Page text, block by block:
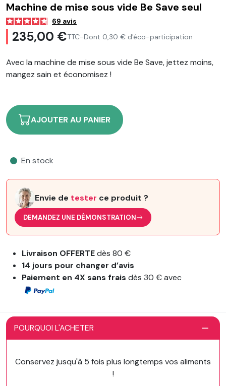
Machine de mise sous vide Be Save seul
69 avis
235,00 €TTC-Dont 0,30 € d'éco-participation
Avec la machine de mise sous vide Be Save, jettez moins,
mangez sain et économisez !
AJOUTER AU PANIER
En stock
Envie de tester ce produit ?
DEMANDEZ UNE DÉMONSTRATION
Livraison OFFERTEdès 80 €
14 jours pour changer d’avis
Paiement en 4X sans fraisdès 30 € avec
POURQUOI L'ACHETER
Conservez jusqu'à 5 fois plus longtemps vos aliments
!